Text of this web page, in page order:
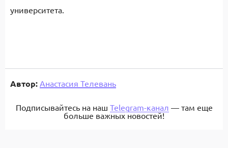
университета.
Автор: Анастасия Телевань
Подписывайтесь на наш Telegram-канал — там еще
больше важных новостей!